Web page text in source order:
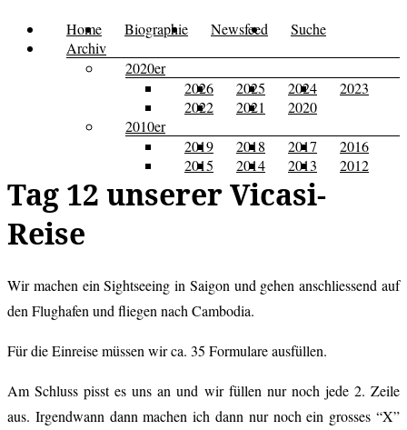
Zum
Inhalt
Kusi's
Tagebuch
Carpe
Menü Home Biographie Newsfeed
Suche
Archiv
2020er
2026
2025 2024
2023
2022
2021
2020
2010er
2019
2018 2017
2016
2015
2014 2013 2012
Tag 12 unserer Vicasi-
Reise
Wir machen ein Sightseeing in Saigon und gehen anschliessend auf
den Flughafen und fliegen nach Cambodia.
Für die Einreise müssen wir ca. 35 Formulare ausfüllen.
Am Schluss pisst es uns an und wir füllen nur noch jede 2. Zeile
aus. Irgendwann dann machen ich dann nur noch ein grosses “X”